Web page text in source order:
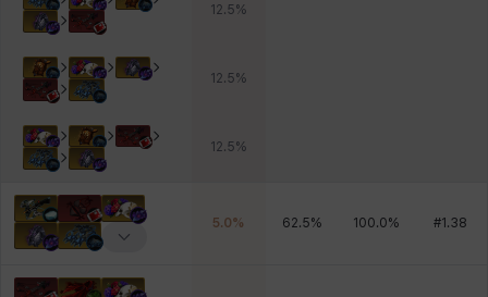
12.5%
12.5%
12.5%
5.0% 62.5% 100.0% #1.38